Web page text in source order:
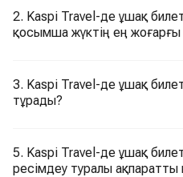
2. Kaspi Travel-де ұшақ
қосымша жүктің ең жоғарғы
3. Kaspi Travel-де ұшақ
тұрады?
5. Kaspi Travel-де ұшақ
ресімдеу туралы ақпаратты